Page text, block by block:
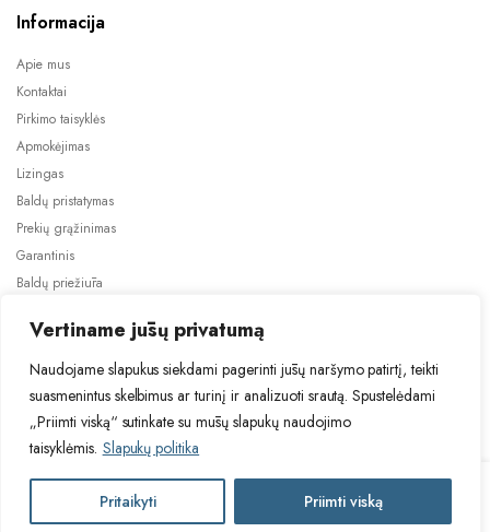
Vertiname jūsų privatumą
Naudojame slapukus siekdami pagerinti jūsų naršymo patirtį, teikti
suasmenintus skelbimus ar turinį ir analizuoti srautą. Spustelėdami
„Priimti viską“ sutinkate su mūsų slapukų naudojimo
taisyklėmis. Slapukų politika
Pritaikyti Priimti viskąĮ krepšelį
Informacija
Apie mus
Kontaktai
Pirkimo taisyklės
Apmokėjimas
Lizingas
Baldų pristatymas
Prekių grąžinimas
Garantinis
Baldų priežiūra
2024 © Visos teisės saugomos. Be TauBaldai.lt sutikimo draudžiama
Asmens duomenų tvarkymas